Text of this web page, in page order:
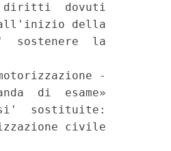
diritti  dovuti
all'inizio della
sostenere  la
-
di  esame»
sostituite:
civile